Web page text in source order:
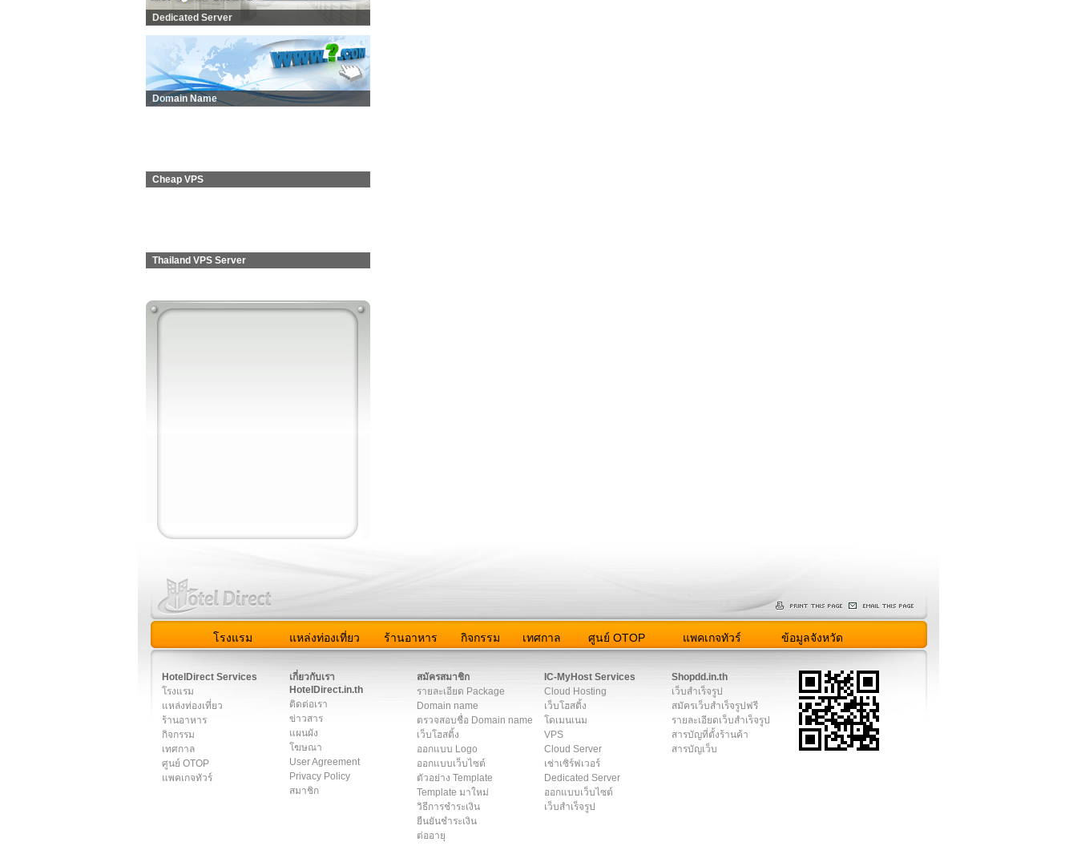
Dedicated Server
Domain Name
Cheap VPS
Thailand VPS Server
โรงแรม แหล่งท่องเที่ยว ร้านอาหาร กิจกรรม เทศกาล ศูนย์ OTOP แพคเกจทัวร์ ข้อมูลจังหวัด
HotelDirect Services
โรงแรม
แหล่งท่องเที่ยว
ร้านอาหาร
กิจกรรม
เทศกาล
ศูนย์ OTOP
แพคเกจทัวร์
เกี่ยวกับเรา
HotelDirect.in.th
ติดต่อเรา
ข่าวสาร
แผนผัง
โฆษณา
User Agreement
Privacy Policy
สมาชิก
สมัครสมาชิก
รายละเอียด Package
Domain name
ตรวจสอบชื่อ Domain name
เว็บโฮสติ้ง
ออกแบบ Logo
ออกแบบเว็บไซต์
ตัวอย่าง Template
Template มาใหม่
วิธีการชำระเงิน
ยืนยันชำระเงิน
ต่ออายุ
IC-MyHost Services
Cloud Hosting
เว็บโฮสติ้ง
โดเมนเนม
VPS
Cloud Server
เช่าเซิร์ฟเวอร์
Dedicated Server
ออกแบบเว็บไซต์
เว็บสำเร็จรูป
Shopdd.in.th
เว็บสำเร็จรูป
สมัครเว็บสำเร็จรูปฟรี
รายละเอียดเว็บสำเร็จรูป
สารบัญที่ตั้งร้านค้า
สารบัญเว็บ